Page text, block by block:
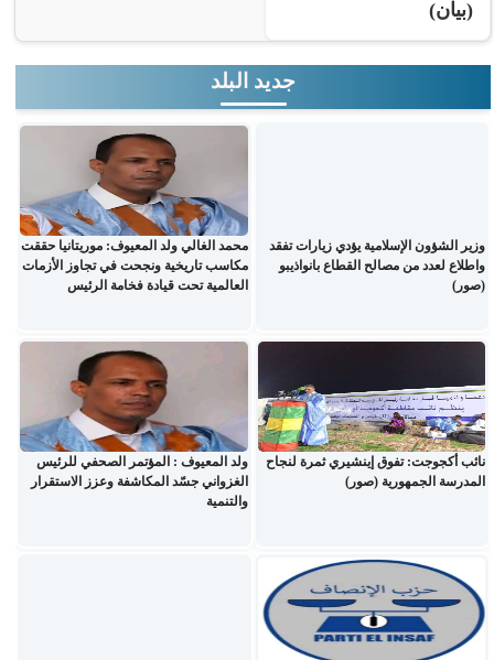
(بيان)
جديد البلد
وزير الشؤون الإسلامية يؤدي زيارات تفقد
واطلاع لعدد من مصالح القطاع بانواذيبو
(صور)
محمد الغالي ولد المعيوف: موريتانيا حققت
مكاسب تاريخية ونجحت في تجاوز الأزمات
العالمية تحت قيادة فخامة الرئيس
نائب أكجوجت: تفوق إينشيري ثمرة لنجاح
المدرسة الجمهورية (صور)
ولد المعيوف : المؤتمر الصحفي للرئيس
الغزواني جسّد المكاشفة وعزز الاستقرار
والتنمية